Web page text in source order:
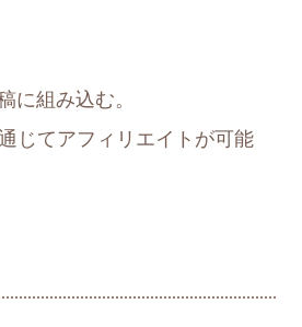
に組み込む。
じてアフィリエイトが可能​​